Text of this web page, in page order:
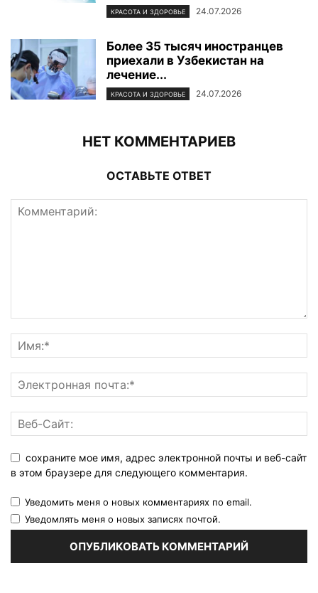
КРАСОТА И ЗДОРОВЬЕ 24.07.2026
Более 35 тысяч иностранцев
приехали в Узбекистан на
лечение...
КРАСОТА И ЗДОРОВЬЕ 24.07.2026
НЕТ КОММЕНТАРИЕВ
ОСТАВЬТЕ ОТВЕТ
сохраните мое имя, адрес электронной почты и веб-сайт
в этом браузере для следующего комментария.
Уведомить меня о новых комментариях по email.
Уведомлять меня о новых записях почтой.